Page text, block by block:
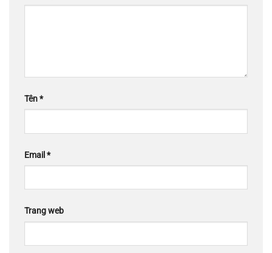
Tên*
Email *
Trang web